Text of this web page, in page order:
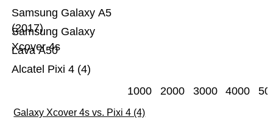
Alcatel Pixi 4 (4)
Lava A50
Samsung Galaxy
Xcover 4s
Samsung Galaxy A5
(2017)
1000 2000 3000 4000
Galaxy Xcover 4s vs. Pixi 4 (4)